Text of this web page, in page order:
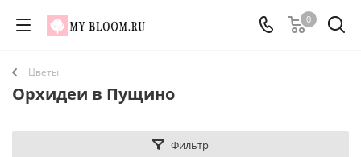
0
Цветы
Орхидеи в Пущино
Фильтр